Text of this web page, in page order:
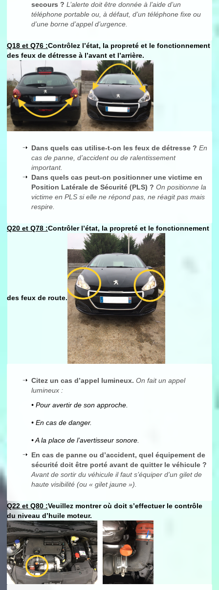
secours ? L’alerte doit être donnée à l’aide d’un
téléphone portable ou, à défaut, d’un téléphone fixe ou
d’une borne d’appel d’urgence.
Q18 et Q76 :Contrôlez l’état, la propreté et le fonctionnement
des feux de détresse à l’avant et l’arrière.
Dans quels cas utilise-t-on les feux de détresse ? En
cas de panne, d’accident ou de ralentissement
important.
Dans quels cas peut-on positionner une victime en
Position Latérale de Sécurité (PLS) ? On positionne la
victime en PLS si elle ne répond pas, ne réagit pas mais
respire.
Q20 et Q78 :Contrôler l’état, la propreté et le fonctionnement
des feux de route.
Citez un cas d’appel lumineux. On fait un appel
lumineux :
• Pour avertir de son approche.
• En cas de danger.
• A la place de l’avertisseur sonore.
En cas de panne ou d’accident, quel équipement de
sécurité doit être porté avant de quitter le véhicule ?
Avant de sortir du véhicule il faut s’équiper d’un gilet de
haute visibilité (ou « gilet jaune »).
Q22 et Q80 :Veuillez montrer où doit s’effectuer le contrôle
du niveau d’huile moteur.